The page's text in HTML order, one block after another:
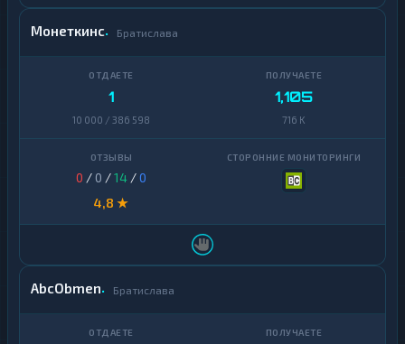
Монеткинс Братислава
1
10 000 / 386 598
1,105
716 K
0 / 0 /14 /0
4,8 ★
AbcObmen Братислава